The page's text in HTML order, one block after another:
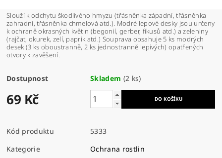
Slouží k odchytu škodlivého hmyzu (třásněnka západní, třásněnka
zahradní, třásněnka chmelová atd.). Modré lepové desky jsou určeny
k ochraně okrasných květin (begonií, gerber, fíkusů atd.) a zeleniny
(rajčat, okurek, zelí, paprik atd.) Souprava obsahuje 5 ks modrých
desek (3 ks oboustranně, 2 ks jednostranně lepivých) opatřených
otvory k zavěšení.
Dostupnost Skladem (2 ks)
69 Kč
Kód produktu
5333
Kategorie
Ochrana rostlin